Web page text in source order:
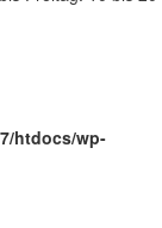
htdocs/wp-